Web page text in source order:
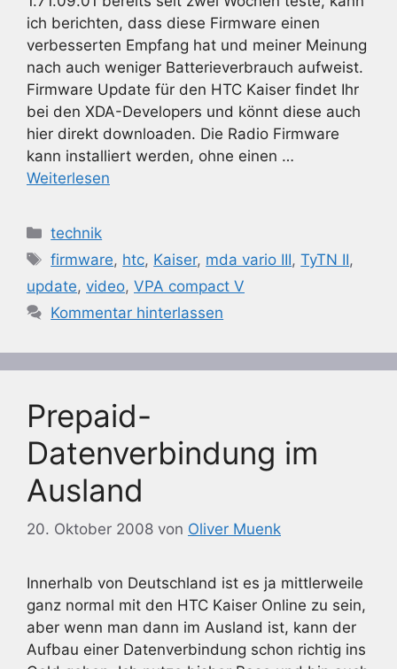
ich berichten, dass diese Firmware einen
verbesserten Empfang hat und meiner Meinung
nach auch weniger Batterieverbrauch aufweist.
Firmware Update für den HTC Kaiser findet Ihr
bei den XDA-Developers und könnt diese auch
hier direkt downloaden. Die Radio Firmware
kann installiert werden, ohne einen …
Weiterlesen
Kategorien
technik
Schlagwörter
firmware, htc, Kaiser, mda vario III,TyTN II,
update, video, VPA compact V
Kommentar hinterlassen
Prepaid-
Datenverbindung im
Ausland
20. Oktober 2008 von Oliver Muenk
Innerhalb von Deutschland ist es ja mittlerweile
ganz normal mit den HTC Kaiser Online zu sein,
aber wenn man dann im Ausland ist, kann der
Aufbau einer Datenverbindung schon richtig ins